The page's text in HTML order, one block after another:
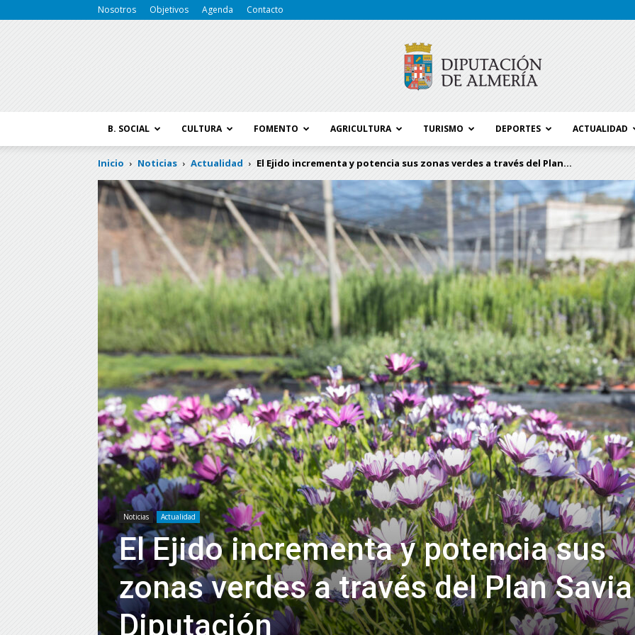
Nosotros Objetivos Agenda Contacto
Diputación
de
Almería
B. SOCIAL CULTURA FOMENTO AGRICULTURA TURISMO DEPORTES ACTUALIDAD
Inicio Noticias Actualidad El Ejido incrementa y potencia sus zonas verdes a través del Plan...
Noticias Actualidad
El Ejido incrementa y potencia sus
zonas verdes a través del Plan
Diputación